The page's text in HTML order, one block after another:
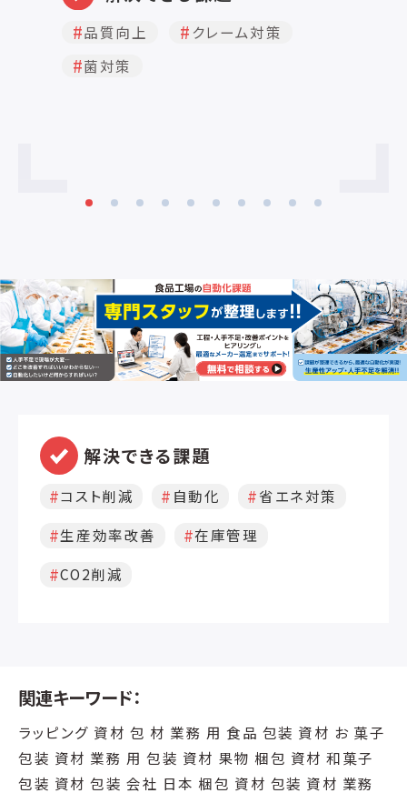
焼、どら焼等 適用範囲Aw(水分活性)
0.98以下 作業時間(放置時間) 2時間
脱酸素日数 0.3～1日 (500サイズ以上1
～2日) 保証期間(出荷後) 1年間
品質向上
クレーム対策
菌対策
解決できる課題
コスト削減 自動化
省エネ対策
生産効率改善
在庫管理
CO2削減
関連キーワード：
ラッピング 資材 包 材 業務 用 食品 包装 資材 お 菓子
包装 資材 業務 用 包装 資材 果物 梱包 資材 和菓子
包装 資材 包装 会社 日本 梱包 資材 包装 資材 業務